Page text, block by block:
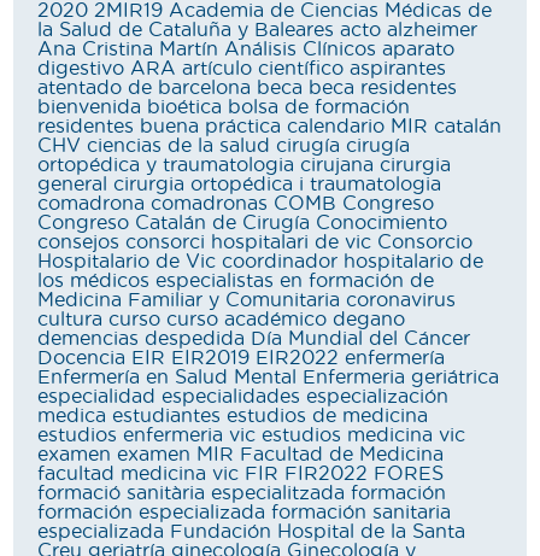
2020 2MIR19 Academia de Ciencias Médicas de
la Salud de Cataluña y Baleares acto alzheimer
Ana Cristina Martín Análisis Clínicos aparato
digestivo ARA artículo científico aspirantes
atentado de barcelona beca beca residentes
bienvenida bioética bolsa de formación
residentes buena práctica calendario MIR catalán
CHV ciencias de la salud cirugía cirugía
ortopédica y traumatologia cirujana cirurgia
general cirurgia ortopédica i traumatologia
comadrona comadronas COMB Congreso
Congreso Catalán de Cirugía Conocimiento
consejos consorci hospitalari de vic Consorcio
Hospitalario de Vic coordinador hospitalario de
los médicos especialistas en formación de
Medicina Familiar y Comunitaria coronavirus
cultura curso curso académico degano
demencias despedida Día Mundial del Cáncer
Docencia EIR EIR2019 EIR2022 enfermería
Enfermería en Salud Mental Enfermeria geriátrica
especialidad especialidades especialización
medica estudiantes estudios de medicina
estudios enfermeria vic estudios medicina vic
examen examen MIR Facultad de Medicina
facultad medicina vic FIR FIR2022 FORES
formació sanitària especialitzada formación
formación especializada formación sanitaria
especializada Fundación Hospital de la Santa
Creu geriatría ginecología Ginecología y